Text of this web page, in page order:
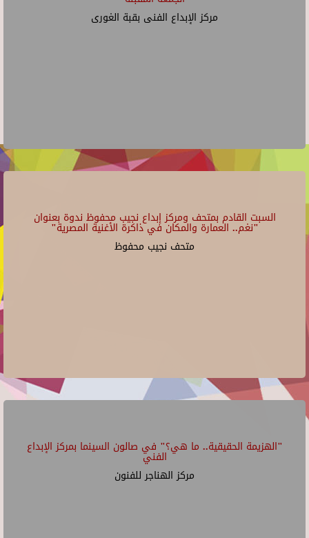
مركز الإبداع الفنى بقبة الغورى
السبت القادم بمتحف ومركز إبداع نجيب محفوظ ندوة بعنوان
"نغم.. العمارة والمكان في ذاكرة الأغنية المصرية"
متحف نجيب محفوظ
"الهزيمة الحقيقية.. ما هي؟" في صالون السينما بمركز الإبداع
الفني
مركز الهناجر للفنون